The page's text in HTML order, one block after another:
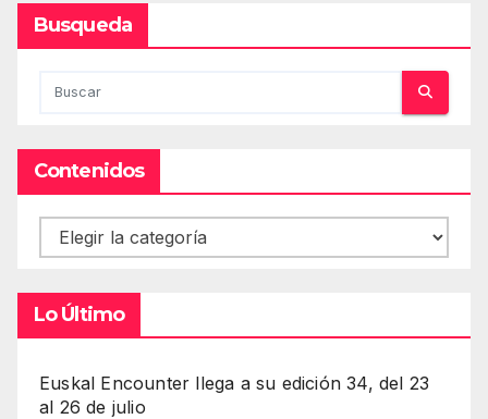
Busqueda
Contenidos
Contenidos
Lo Último
Euskal Encounter llega a su edición 34, del 23
al 26 de julio